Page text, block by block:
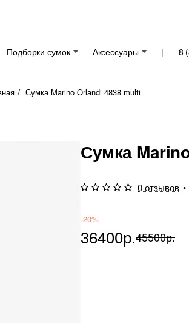
Подборки сумок Аксессуары | 8
Сумка Marino Orlandi 4838 multi
Сумка
0 отзывов •
-20%
36400р.45500р.